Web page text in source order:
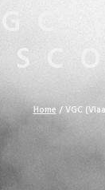
Home/VGC